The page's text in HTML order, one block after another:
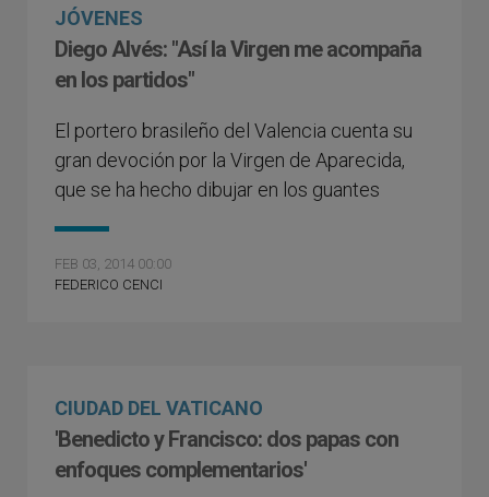
JÓVENES
Diego Alvés: "Así la Virgen me acompaña
en los partidos"
El portero brasileño del Valencia cuenta su
gran devoción por la Virgen de Aparecida,
que se ha hecho dibujar en los guantes
FEB 03, 2014 00:00
FEDERICO CENCI
CIUDAD DEL VATICANO
'Benedicto y Francisco: dos papas con
enfoques complementarios'